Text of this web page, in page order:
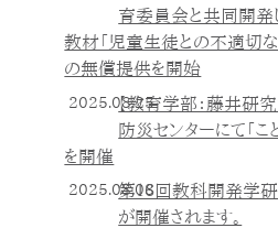
育委員会と共同開発
教材「児童生徒との不適切な
の無償提供を開始
2025.08.25【教育学部：藤井研
防災センターにて「こ
を開催
2025.08.08第１６回教科開発学
が開催されます。